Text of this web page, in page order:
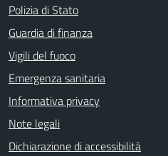
Polizia di Stato
Guardia di finanza
Vigili del fuoco
Emergenza sanitaria
Informativa privacy
Note legali
Dichiarazione di accessibilità